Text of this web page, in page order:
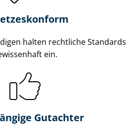
halten rechtliche Standards
ein.
Gutachter